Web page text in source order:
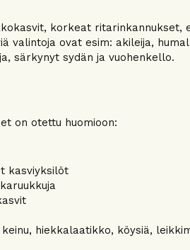
korkeat ritarinkannukset,
valintoja ovat esim: akileija,
särkynyt sydän ja vuohenkello.
on otettu huomioon:
kasviyksilöt
hiekkalaatikko, köysiä,